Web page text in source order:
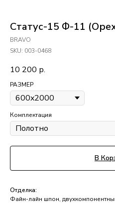
Статус-15 Ф-11
BRAVO
SKU: 003-0468
10 200 р.
РАЗМЕР
Комплектация
В
Отделка:
Файн-лайн шпон,